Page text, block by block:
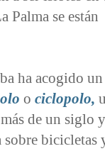
Palma se están
ha acogido
o ciclopolo,
de un siglo
sobre bicicletas